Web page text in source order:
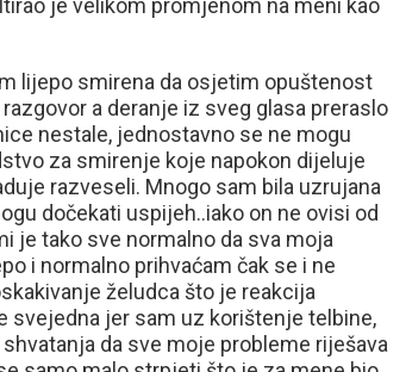
je velikom promjenom na meni kao
lijepo smirena da osjetim opuštenost
a deranje iz sveg glasa preraslo
nestale, jednostavno se ne mogu
za smirenje koje napokon dijeluje
razveseli. Mnogo sam bila uzrujana
dočekati uspijeh..iako on ne ovisi od
je tako sve normalno da sva moja
i normalno prihvaćam čak se i ne
želudca što je reakcija
svejedna jer sam uz korištenje telbine,
da sve moje probleme riješava